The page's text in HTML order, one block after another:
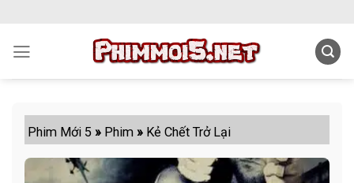
content
Phim Mới 5 » Phim » Kẻ Chết Trở Lại